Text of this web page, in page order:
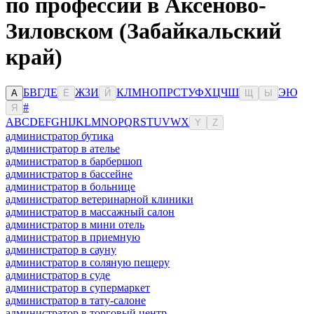
по профессии в Аксеново-
Зиловском (Забайкальский
край)
А БВГДЕ Ё ЖЗИ Й КЛМНОПРСТУФХЦЧШ Ы ЭЮ
Я
#
ABCDEFGHIJKLMNOPQRSTUVWX Y Z
администратор бутика
администратор в ателье
администратор в барбершоп
администратор в бассейне
администратор в больнице
администратор ветеринарной клиники
администратор в массажный салон
администратор в мини отель
администратор в приемную
администратор в сауну
администратор в соляную пещеру
администратор в суде
администратор в супермаркет
администратор в тату-салоне